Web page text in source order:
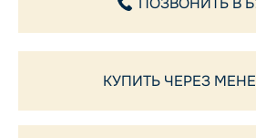
КУПИТЬ ЧЕРЕЗ